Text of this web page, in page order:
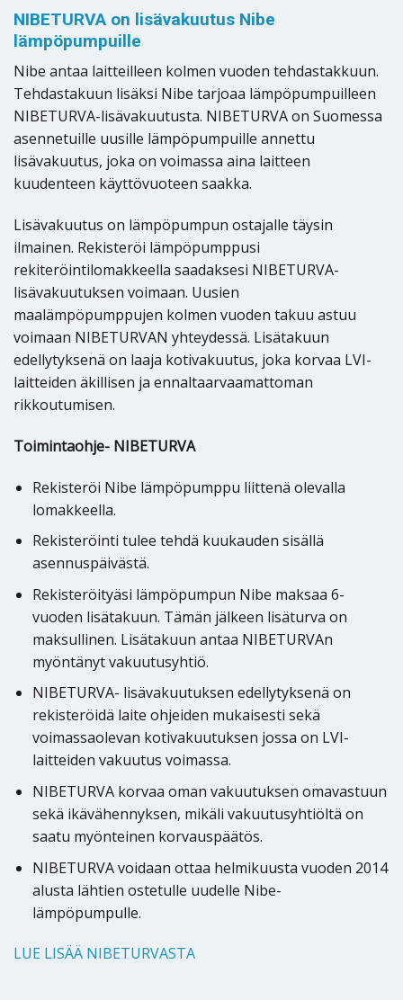
NIBETURVA on lisävakuutus Nibe
lämpöpumpuille
Nibe antaa laitteilleen kolmen vuoden tehdastakkuun.
Tehdastakuun lisäksi Nibe tarjoaa lämpöpumpuilleen
NIBETURVA-lisävakuutusta. NIBETURVA on Suomessa
asennetuille uusille lämpöpumpuille annettu
lisävakuutus, joka on voimassa aina laitteen
kuudenteen käyttövuoteen saakka.
Lisävakuutus on lämpöpumpun ostajalle täysin
ilmainen. Rekisteröi lämpöpumppusi
rekiteröintilomakkeella saadaksesi NIBETURVA-
lisävakuutuksen voimaan. Uusien
maalämpöpumppujen kolmen vuoden takuu astuu
voimaan NIBETURVAN yhteydessä. Lisätakuun
edellytyksenä on laaja kotivakuutus, joka korvaa LVI-
laitteiden äkillisen ja ennaltaarvaamattoman
rikkoutumisen.
Toimintaohje- NIBETURVA
Rekisteröi Nibe lämpöpumppu liittenä olevalla
lomakkeella.
Rekisteröinti tulee tehdä kuukauden sisällä
asennuspäivästä.
Rekisteröityäsi lämpöpumpun Nibe maksaa 6-
vuoden lisätakuun. Tämän jälkeen lisäturva on
maksullinen. Lisätakuun antaa NIBETURVAn
myöntänyt vakuutusyhtiö.
NIBETURVA- lisävakuutuksen edellytyksenä on
rekisteröidä laite ohjeiden mukaisesti sekä
voimassaolevan kotivakuutuksen jossa on LVI-
laitteiden vakuutus voimassa.
NIBETURVA korvaa oman vakuutuksen omavastuun
sekä ikävähennyksen, mikäli vakuutusyhtiöltä on
saatu myönteinen korvauspäätös.
NIBETURVA voidaan ottaa helmikuusta vuoden 2014
alusta lähtien ostetulle uudelle Nibe-
lämpöpumpulle.
LUE LISÄÄ NIBETURVASTA